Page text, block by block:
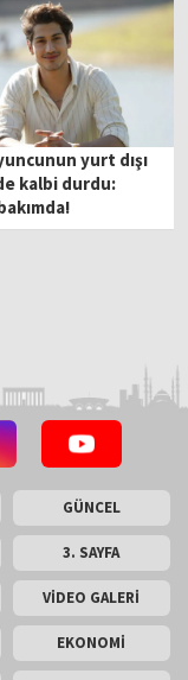
yurt dışı
kalbi durdu:
GÜNCEL
3. SAYFA
VİDEO GALERİ
EKONOMİ